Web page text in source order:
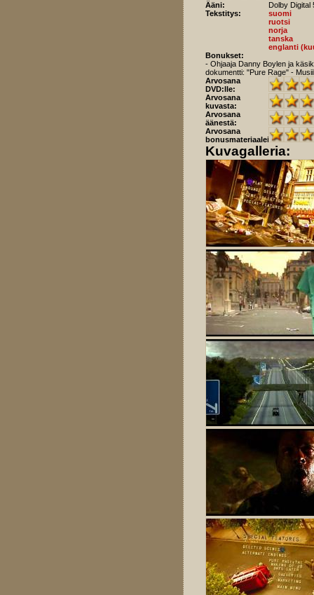
Ääni:
Dolby Digital
Tekstitys:
suomi
ruotsi
norja
tanska
englanti
Bonukset:
- Ohjaaja Danny Boylen ja
dokumentti: "Pure Rage" -
Arvosana
DVD:lle:
Arvosana
kuvasta:
Arvosana
äänestä:
Arvosana
bonusmateriaaleista:
Kuvagalleria: